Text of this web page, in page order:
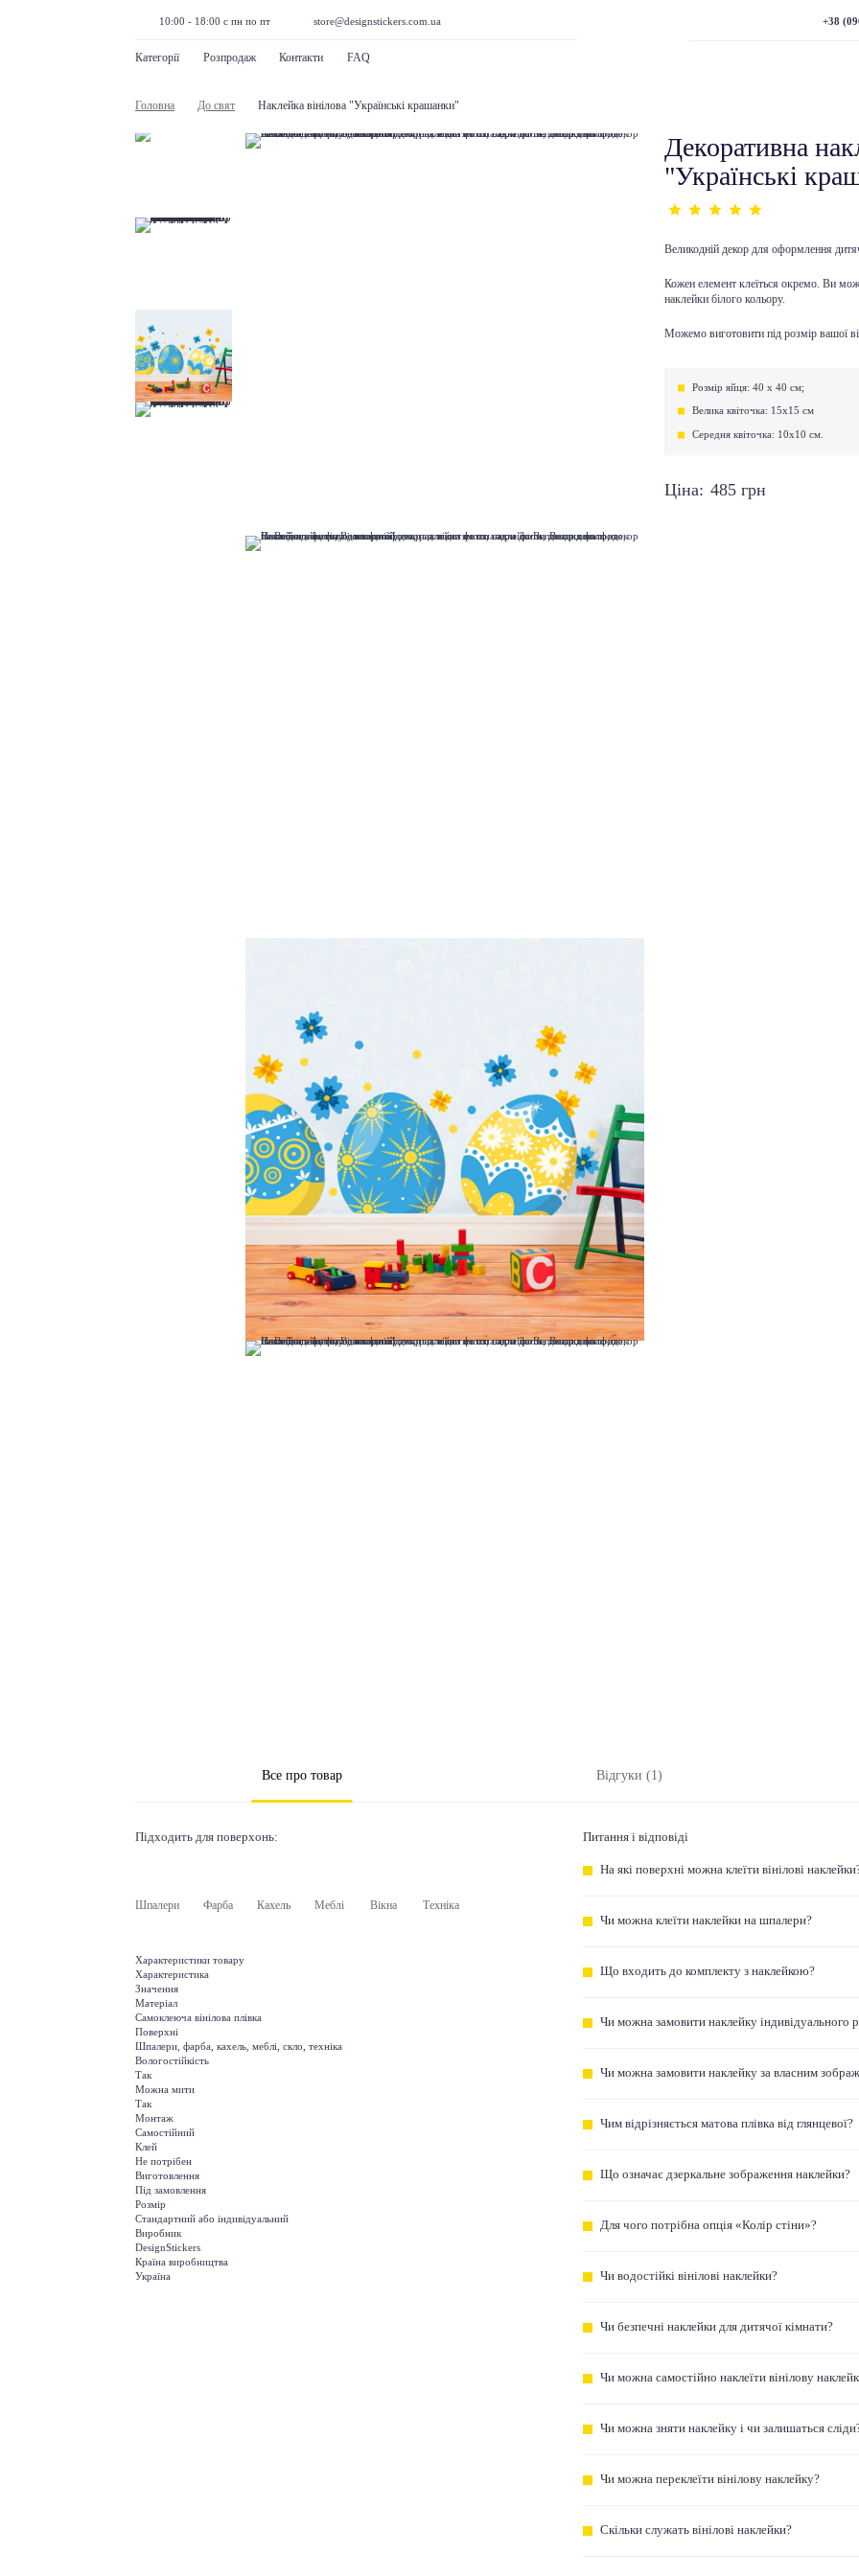
10:00 - 18:00 с пн по пт store@designstickers.com.ua
Категорії Розпродаж Контакти FAQ
+38
Головна До свят Наклейка вінілова "Українські крашанки"
Декоративна
"Українські
Великодній декор для оформлення
Кожен елемент клеїться окремо. Ви
наклейки білого кольору.
Можемо виготовити під розмір вашої
Розмір яйця: 40 х 40 см;
Велика квіточка: 15х15 см
Середня квіточка: 10х10 см.
Ціна: 485 грн
Все про товар Відгуки (1)
Підходить для поверхонь:
Шпалери Фарба Кахель Меблі Вікна Техніка
Характеристики товару
Характеристика
Значення
Матеріал
Самоклеюча вінілова плівка
Поверхні
Шпалери, фарба, кахель, меблі, скло, техніка
Вологостійкість
Так
Можна мити
Так
Монтаж
Самостійний
Клей
Не потрібен
Виготовлення
Під замовлення
Розмір
Стандартний або індивідуальний
Виробник
DesignStickers
Країна виробництва
Україна
Питання і відповіді
На які поверхні можна клеїти вінілові
Чи можна клеїти наклейки на шпалери?
Що входить до комплекту з наклейкою?
Чи можна замовити наклейку індивідуального
Чи можна замовити наклейку за власним
Чим відрізняється матова плівка від глянцевої?
Що означає дзеркальне зображення наклейки?
Для чого потрібна опція «Колір стіни»?
Чи водостійкі вінілові наклейки?
Чи безпечні наклейки для дитячої кімнати?
Чи можна самостійно наклеїти вінілову
Чи можна зняти наклейку і чи залишаться
Чи можна переклеїти вінілову наклейку?
Скільки служать вінілові наклейки?